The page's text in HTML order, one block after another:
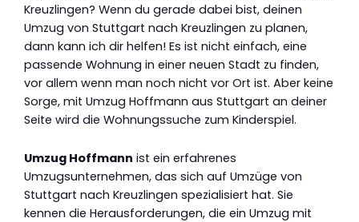
Kreuzlingen? Wenn du gerade dabei bist, deinen
Umzug von Stuttgart nach Kreuzlingen zu planen,
dann kann ich dir helfen! Es ist nicht einfach, eine
passende Wohnung in einer neuen Stadt zu finden,
vor allem wenn man noch nicht vor Ort ist. Aber keine
Sorge, mit Umzug Hoffmann aus Stuttgart an deiner
Seite wird die Wohnungssuche zum Kinderspiel.
Umzug Hoffmann ist ein erfahrenes
Umzugsunternehmen, das sich auf Umzüge von
Stuttgart nach Kreuzlingen spezialisiert hat. Sie
kennen die Herausforderungen, die ein Umzug mit